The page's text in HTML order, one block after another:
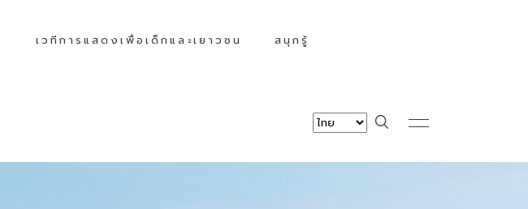
เวทีการแสดงเพื่อเด็กและเยาวชน สนุกรู้